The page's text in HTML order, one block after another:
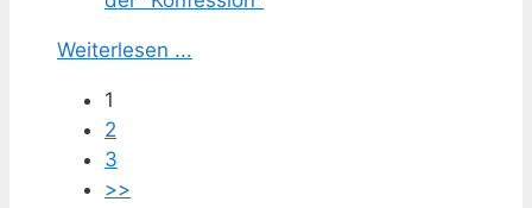
Weiterlesen ...
1
2
3
>>